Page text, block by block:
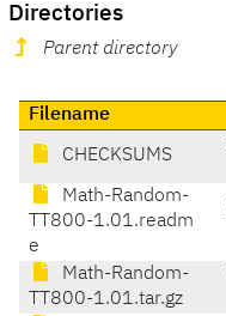
Directories
Parent directory
Filename
CHECKSUMS
Math-Random-
TT800-1.01.readm
e
Math-Random-
TT800-1.01.tar.gz